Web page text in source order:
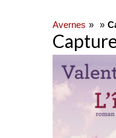
Avernes